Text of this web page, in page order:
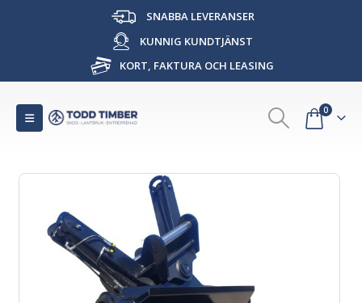
SNABBA LEVERANSER
KUNNIG KUNDTJÄNST
KORT, FAKTURA OCH LEASING
0